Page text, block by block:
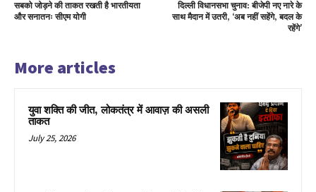
सबको जोड़ने की ताकत रखती है भारतीयता
और सनातनः सीएम योगी
दिल्ली विधानसभा चुनाव: बीजेपी नए नारे के
साथ मैदान में उतरी, ‘अब नहीं सहेंगे, बदल के
रहेंगे’
More articles
युवा शक्ति की जीत, लोकतंत्र में आवाज़ की असली
ताकत
July 25, 2026